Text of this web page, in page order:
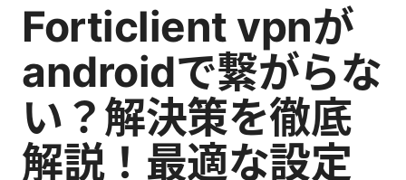
Forticlient vpnが
androidで繋がらな
い？解決策を徹底
解説！最適な設定